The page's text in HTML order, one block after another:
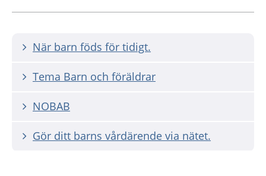
När barn föds för tidigt.
Tema Barn och föräldrar
NOBAB
Gör ditt barns vårdärende via nätet.